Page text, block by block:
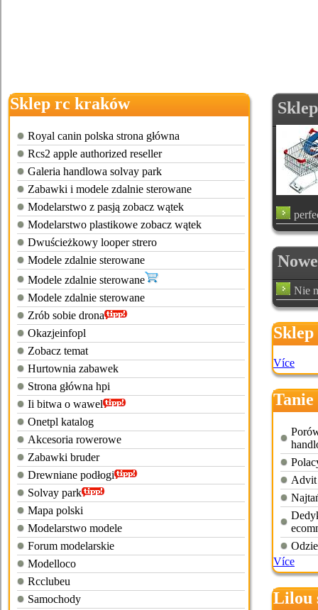
Sklep rc kraków
Royal canin polska strona główna
Rcs2 apple authorized reseller
Galeria handlowa solvay park
Zabawki i modele zdalnie sterowane
Modelarstwo z pasją zobacz wątek
Modelarstwo plastikowe zobacz wątek
Dwuścieżkowy looper strero
Modele zdalnie sterowane
Modele zdalnie sterowane
Modele zdalnie sterowane
Zrób sobie drona
Okazjeinfopl
Zobacz temat
Hurtownia zabawek
Strona główna hpi
Ii bitwa o wawel
Onetpl katalog
Akcesoria rowerowe
Zabawki bruder
Drewniane podłogi
Solvay park
Mapa polski
Modelarstwo modele
Forum modelarskie
Modelloco
Rcclubeu
Samochody
Nie
Více
Tanie
Advit
Více
Lilou